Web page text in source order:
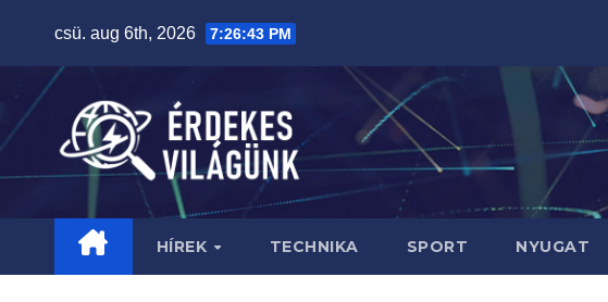
content
csü. aug 6th, 2026 7:26:44 PM
HÍREK TECHNIKA SPORT NYUGAT